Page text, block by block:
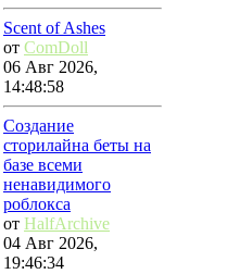
Scent of Ashes
от ComDoll
06 Авг 2026,
14:48:58
Создание
сторилайна беты на
базе всеми
ненавидимого
роблокса
от HalfArchive
04 Авг 2026,
19:46:34